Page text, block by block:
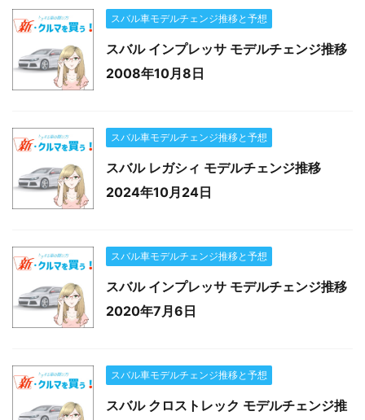
スバル車モデルチェンジ推移と予想
スバル インプレッサ モデルチェンジ推移
2008年10月8日
スバル車モデルチェンジ推移と予想
スバル レガシィ モデルチェンジ推移
2024年10月24日
スバル車モデルチェンジ推移と予想
スバル インプレッサ モデルチェンジ推移
2020年7月6日
スバル車モデルチェンジ推移と予想
スバル クロストレック モデルチェンジ推